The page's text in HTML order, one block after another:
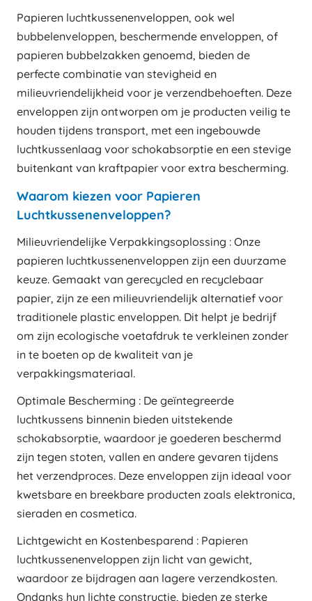
Papieren luchtkussenenveloppen, ook wel
bubbelenveloppen, beschermende enveloppen, of
papieren bubbelzakken genoemd, bieden de
perfecte combinatie van stevigheid en
milieuvriendelijkheid voor je verzendbehoeften. Deze
enveloppen zijn ontworpen om je producten veilig te
houden tijdens transport, met een ingebouwde
luchtkussenlaag voor schokabsorptie en een stevige
buitenkant van kraftpapier voor extra bescherming.
Waarom kiezen voor Papieren
Luchtkussenenveloppen?
Milieuvriendelijke Verpakkingsoplossing : Onze
papieren luchtkussenenveloppen zijn een duurzame
keuze. Gemaakt van gerecycled en recyclebaar
papier, zijn ze een milieuvriendelijk alternatief voor
traditionele plastic enveloppen. Dit helpt je bedrijf
om zijn ecologische voetafdruk te verkleinen zonder
in te boeten op de kwaliteit van je
verpakkingsmateriaal.
Optimale Bescherming : De geïntegreerde
luchtkussens binnenin bieden uitstekende
schokabsorptie, waardoor je goederen beschermd
zijn tegen stoten, vallen en andere gevaren tijdens
het verzendproces. Deze enveloppen zijn ideaal voor
kwetsbare en breekbare producten zoals elektronica,
sieraden en cosmetica.
Lichtgewicht en Kostenbesparend : Papieren
luchtkussenenveloppen zijn licht van gewicht,
waardoor ze bijdragen aan lagere verzendkosten.
Ondanks hun lichte constructie, bieden ze sterke